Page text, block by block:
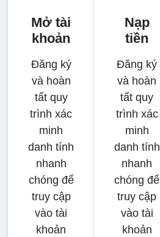
Mở tài
khoản
Đăng ký
và hoàn
tất quy
trình xác
minh
danh tính
nhanh
chóng để
truy cập
vào tài
khoản
Nạp
tiền
Đăng ký
và hoàn
tất quy
trình xác
minh
danh tính
nhanh
chóng để
truy cập
vào tài
khoản